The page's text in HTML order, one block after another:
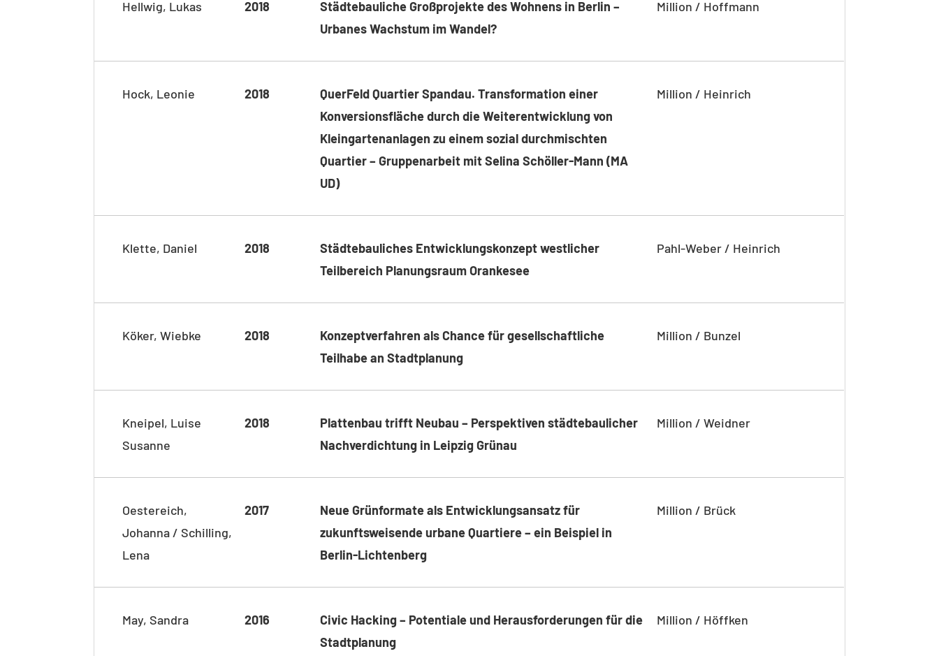
Hellwig, Lukas 2018
Städtebauliche Großprojekte des Wohnens in Berlin –
Urbanes Wachstum im Wandel?
Million / Hoffmann
Hock, Leonie 2018
QuerFeld Quartier Spandau. Transformation einer
Konversionsfläche durch die Weiterentwicklung von
Kleingartenanlagen zu einem sozial durchmischten
Quartier– Gruppenarbeit mit Selina Schöller-Mann (MA
UD)
Million / Heinrich
Klette, Daniel 2018
Städtebauliches Entwicklungskonzept westlicher
Teilbereich Planungsraum Orankesee
Pahl-Weber / Heinrich
Köker, Wiebke 2018
Konzeptverfahren als Chance für gesellschaftliche
Teilhabe an Stadtplanung
Million / Bunzel
Kneipel, Luise
Susanne
2018
Plattenbau trifft Neubau – Perspektiven städtebaulicher
Nachverdichtung in Leipzig Grünau
Million / Weidner
Oestereich,
Johanna / Schilling,
Lena
2017
Neue Grünformate als Entwicklungsansatz für
zukunftsweisende urbane Quartiere – ein Beispiel in
Berlin-Lichtenberg
Million / Brück
May, Sandra 2016
Civic Hacking – Potentiale und Herausforderungen für die
Stadtplanung
Million / Höffken